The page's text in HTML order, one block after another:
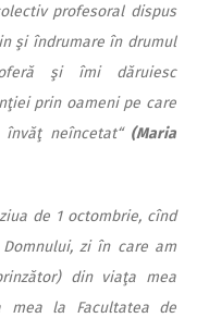
profesoral dispus
şi îndrumare în drumul
şi îmi dăruiesc
prin oameni pe care
neîncetat“ (Maria
de 1 octombrie, cînd
zi în care am
din viaţa mea
mea la Facultatea de